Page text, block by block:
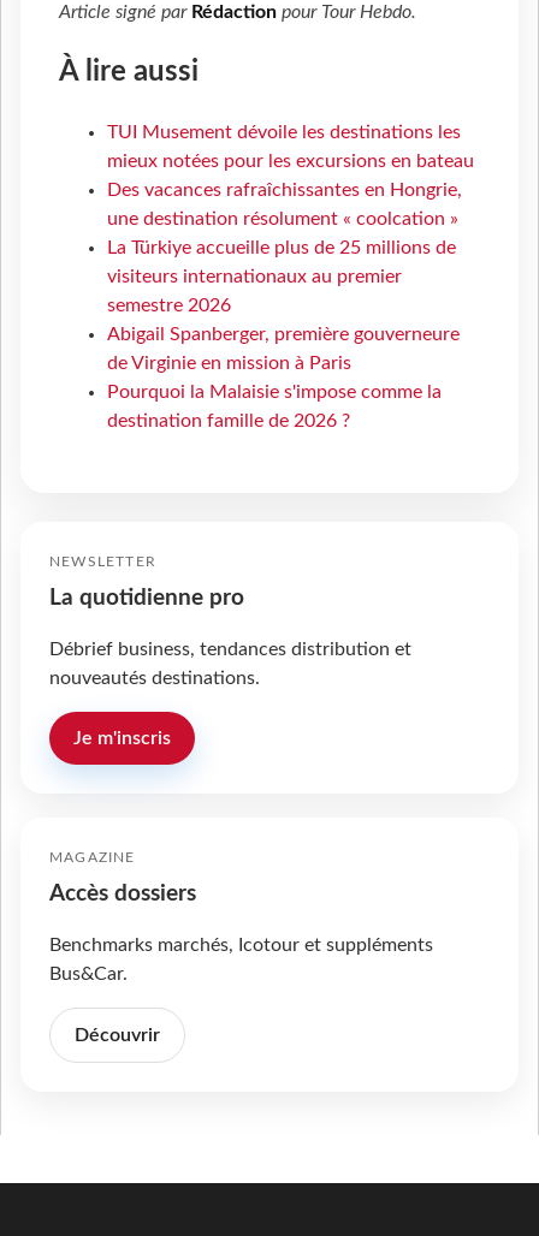
Article signé par Rédaction pour Tour Hebdo.
À lire aussi
TUI Musement dévoile les destinations les
mieux notées pour les excursions en bateau
Des vacances rafraîchissantes en Hongrie,
une destination résolument « coolcation »
La Türkiye accueille plus de 25 millions de
visiteurs internationaux au premier
semestre 2026
Abigail Spanberger, première gouverneure
de Virginie en mission à Paris
Pourquoi la Malaisie s'impose comme la
destination famille de 2026 ?
NEWSLETTER
La quotidienne pro
Débrief business, tendances distribution et
nouveautés destinations.
Je m'inscris
MAGAZINE
Accès dossiers
Benchmarks marchés, Icotour et suppléments
Bus&Car.
Découvrir